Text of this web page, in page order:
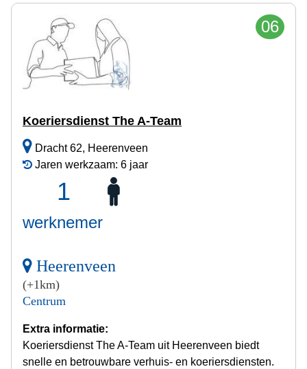
06
Koeriersdienst The A-Team
Dracht 62, Heerenveen
Jaren werkzaam: 6 jaar
1
werknemer
Heerenveen
(+1km)
Centrum
Extra informatie:
Koeriersdienst The A-Team uit Heerenveen biedt
snelle en betrouwbare verhuis- en koeriersdiensten.